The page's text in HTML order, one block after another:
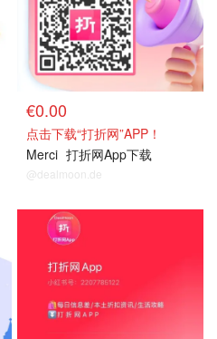
€0.00
点击下载“打折网”APP！
Merci 打折网App下载
@dealmoon.de
关注我们